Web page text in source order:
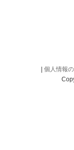
個人情報